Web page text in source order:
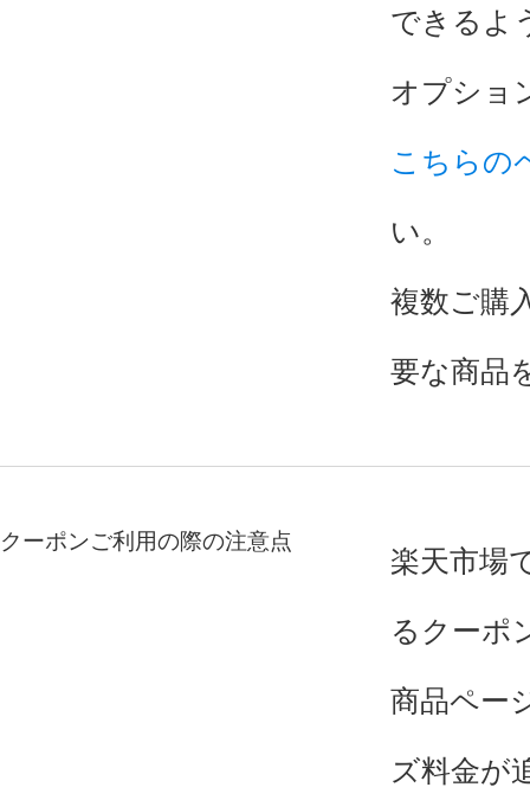
できるよ
オプショ
こちらの
い。
複数ご購
要な商品
クーポンご利用の際の注意点
楽天市場
るクーポ
商品ペー
ズ料金が